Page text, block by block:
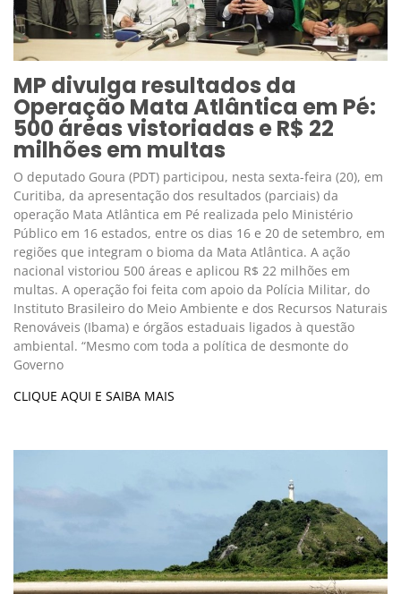
MP divulga resultados da
Operação Mata Atlântica em Pé:
500 áreas vistoriadas e R$ 22
milhões em multas
O deputado Goura (PDT) participou, nesta sexta-feira (20), em
Curitiba, da apresentação dos resultados (parciais) da
operação Mata Atlântica em Pé realizada pelo Ministério
Público em 16 estados, entre os dias 16 e 20 de setembro, em
regiões que integram o bioma da Mata Atlântica. A ação
nacional vistoriou 500 áreas e aplicou R$ 22 milhões em
multas. A operação foi feita com apoio da Polícia Militar, do
Instituto Brasileiro do Meio Ambiente e dos Recursos Naturais
Renováveis (Ibama) e órgãos estaduais ligados à questão
ambiental. “Mesmo com toda a política de desmonte do
Governo
CLIQUE AQUI E SAIBA MAIS